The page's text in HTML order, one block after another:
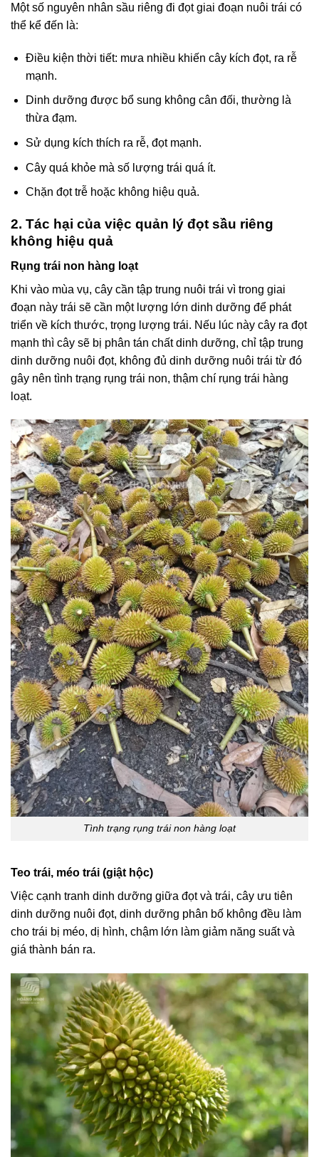
Một số nguyên nhân sầu riêng đi đọt giai đoạn nuôi trái có
thể kể đến là:
Điều kiện thời tiết: mưa nhiều khiến cây kích đọt, ra rễ
mạnh.
Dinh dưỡng được bổ sung không cân đối, thường là
thừa đạm.
Sử dụng kích thích ra rễ, đọt mạnh.
Cây quá khỏe mà số lượng trái quá ít.
Chặn đọt trễ hoặc không hiệu quả.
2. Tác hại của việc quản lý đọt sầu riêng
không hiệu quả
Rụng trái non hàng loạt
Khi vào mùa vụ, cây cần tập trung nuôi trái vì trong giai
đoạn này trái sẽ cần một lượng lớn dinh dưỡng để phát
triển về kích thước, trọng lượng trái. Nếu lúc này cây ra đọt
mạnh thì cây sẽ bị phân tán chất dinh dưỡng, chỉ tập trung
dinh dưỡng nuôi đọt, không đủ dinh dưỡng nuôi trái từ đó
gây nên tình trạng rụng trái non, thậm chí rụng trái hàng
loạt.
Tình trạng rụng trái non hàng loạt
Teo trái, méo trái (giật hộc)
Việc cạnh tranh dinh dưỡng giữa đọt và trái, cây ưu tiên
dinh dưỡng nuôi đọt, dinh dưỡng phân bố không đều làm
cho trái bị méo, dị hình, chậm lớn làm giảm năng suất và
giá thành bán ra.